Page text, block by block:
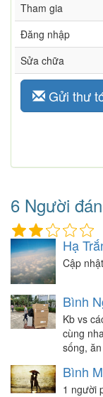
Tham gia
Đăng nhập
Sửa chữa
Gửi thư
6 Người
Hạ
Cập
Bình
Kb vs
cùng
sống,
Bình
1 người